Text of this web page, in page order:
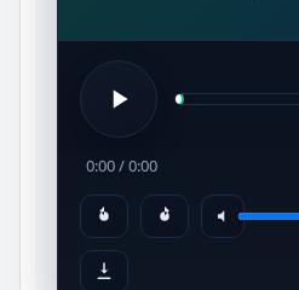
0:00/0:00